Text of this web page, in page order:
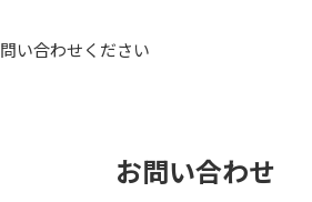
い合わせください
お問い合わせ